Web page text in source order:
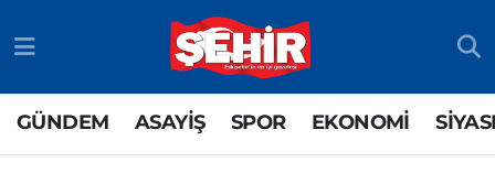
GÜNDEM ASAYİŞ SPOR EKONOMİ
Odunpazarı Nöbetçi Eczaneler
Odunpazarı Hava Durumu